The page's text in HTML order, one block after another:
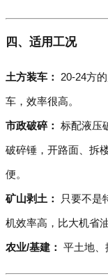
四、适用工况
土方装车： 20-24方
车，效率很高。
市政破碎： 标配液压
破碎锤，开路面、拆
便。
矿山剥土： 只要不是
机效率高，比大机省油
农业/基建： 平土地、